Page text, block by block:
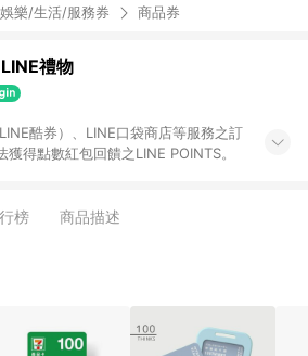
娛樂/生活/服務券 商品券
禮物
酷券）、LINE口袋商店等服務之訂
得點數紅包回饋之LINE POINTS。
榜 商品描述